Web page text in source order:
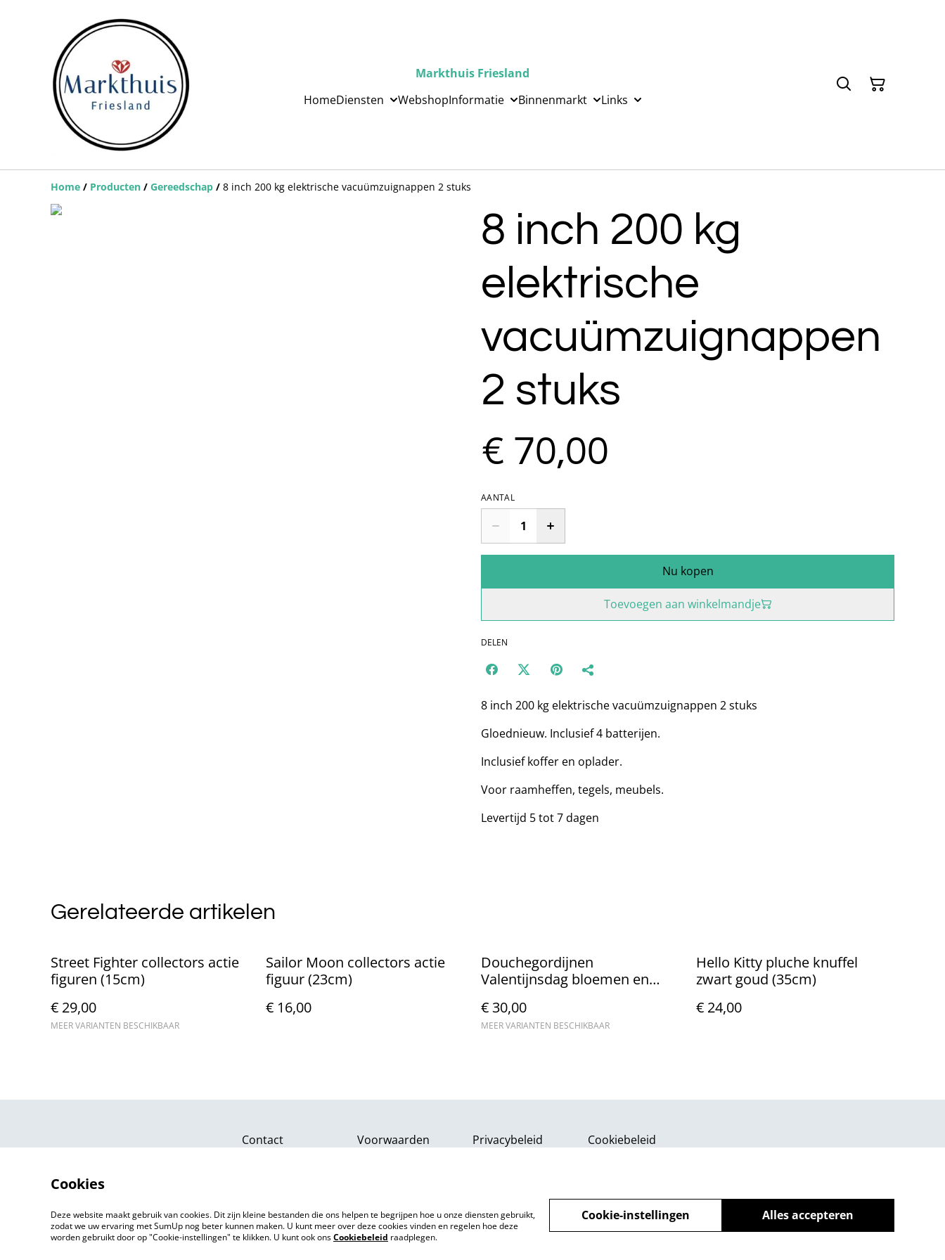
Markthuis Friesland
HomeDiensten WebshopInformatie Binnenmarkt Links
Home / Producten / Gereedschap / 8 inch 200 kg elektrische vacuümzuignappen 2 stuks
8 inch 200 kg
elektrische
vacuümzuignappen
2 stuks
€ 70,00
AANTAL
Nu kopen
Toevoegen aan winkelmandje
DELEN
8 inch 200 kg elektrische vacuümzuignappen 2 stuks
Gloednieuw. Inclusief 4 batterijen.
Inclusief koffer en oplader.
Voor raamheffen, tegels, meubels.
Levertijd 5 tot 7 dagen
Gerelateerde artikelen
Street Fighter collectors actie
figuren (15cm)
€ 29,00
MEER VARIANTEN BESCHIKBAAR
Sailor Moon collectors actie
figuur (23cm)
€ 16,00
Douchegordijnen
Valentijnsdag bloemen en
€ 30,00
MEER VARIANTEN BESCHIKBAAR
Hello Kitty pluche knuffel
zwart goud (35cm)
€ 24,00
Contact Voorwaarden Privacybeleid Cookiebeleid
©2026Markthuis Friesland
Cookies
Deze website maakt gebruik van cookies. Dit zijn kleine bestanden die ons helpen te begrijpen hoe u onze diensten gebruikt,
zodat we uw ervaring met SumUp nog beter kunnen maken. U kunt meer over deze cookies vinden en regelen hoe deze
worden gebruikt door op "Cookie-instellingen" te klikken. U kunt ook onsCookiebeleid raadplegen.
Alles accepteren
Cookie-instellingen